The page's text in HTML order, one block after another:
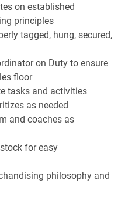
on established
principles
tagged, hung, secured,
on Duty to ensure
floor
tasks and activities
as needed
and coaches as
for easy
philosophy and